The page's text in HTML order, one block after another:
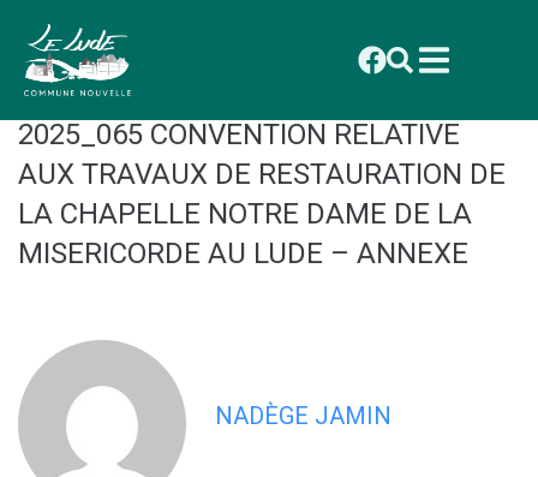
principal
CONSEIL MUNICIPAL DU 29
SEPTEMBRE 2025 : DELIBERATION
2025_065 CONVENTION RELATIVE
AUX TRAVAUX DE RESTAURATION DE
LA CHAPELLE NOTRE DAME DE LA
MISERICORDE AU LUDE – ANNEXE
NADÈGE JAMIN